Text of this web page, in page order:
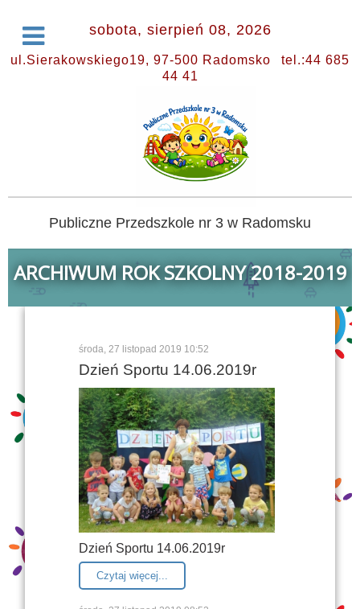
sobota, sierpień 08, 2026
ul.Sierakowskiego19, 97-500 Radomsko
tel.:44 685
44 41
Publiczne Przedszkole nr 3 w Radomsku
ARCHIWUM ROK SZKOLNY 2018-2019
środa, 27 listopad 2019 10:52
Dzień Sportu 14.06.2019r
Dzień Sportu 14.06.2019r
Czytaj więcej...